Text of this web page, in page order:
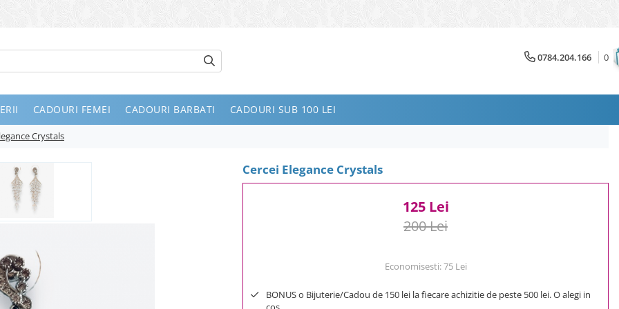
0784.204.166 0
CADOURI FEMEI CADOURI BARBATI CADOURI SUB 100 LEI
Crystals
Cercei Elegance Crystals
125 Lei
200 Lei
Economisesti:75 Lei
BONUS o Bijuterie/Cadou de 150 lei la fiecare achizitie de peste 500 lei. O alegi in